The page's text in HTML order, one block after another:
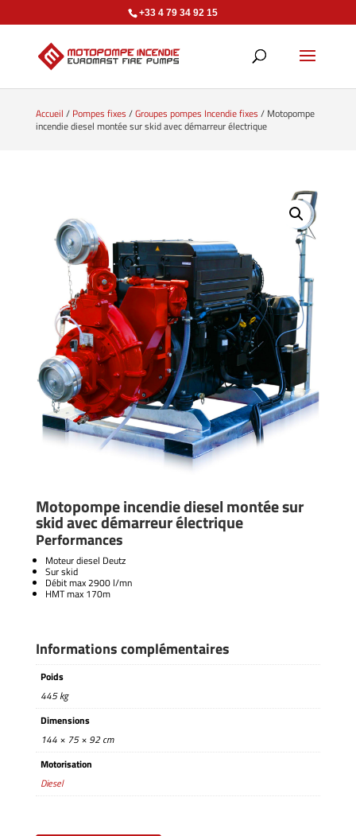
+33 4 79 34 92 15
Accueil / Pompes fixes /Groupes pompes Incendie fixes / Motopompe
incendie diesel montée sur skid avec démarreur électrique
Motopompe incendie diesel montée sur
skid avec démarreur électrique
Performances
Moteur diesel Deutz
Sur skid
Débit max 2900 l/mn
HMT max 170m
Informations complémentaires
Poids
445 kg
Dimensions
144 × 75 × 92 cm
Motorisation
Diesel